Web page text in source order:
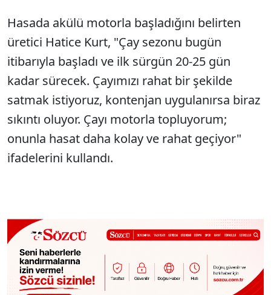
Hasada akülü motorla başladığını belirten
üretici Hatice Kurt, "Çay sezonu bugün
itibarıyla başladı ve ilk sürgün 20-25 gün
kadar sürecek. Çayımızı rahat bir şekilde
satmak istiyoruz, kontenjan uygulanırsa biraz
sıkıntı oluyor. Çayı motorla topluyorum;
onunla hasat daha kolay ve rahat geçiyor"
ifadelerini kullandı.